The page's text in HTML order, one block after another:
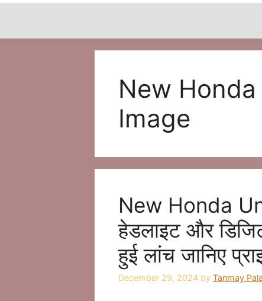
New
Image
New Honda
हेडलाइट और
हुई लांच जानिए
December 29, 2024 by Tanmay